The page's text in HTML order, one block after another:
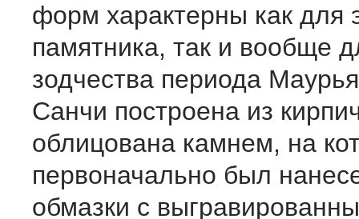
форм характерны как для
памятника, так и вообще
зодчества периода
Санчи построена из
облицована камнем, на
первоначально был
обмазки с